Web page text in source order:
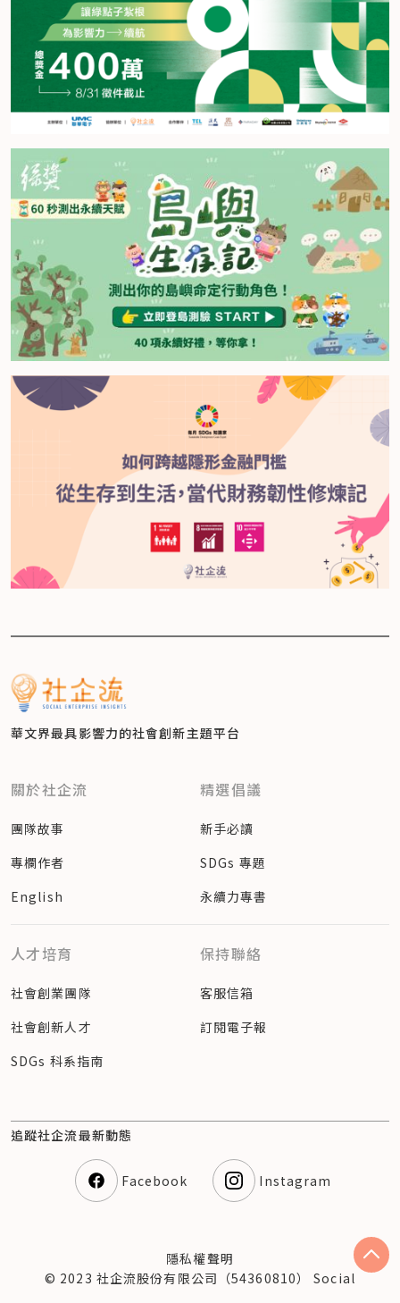
華文界最具影響力的社會創新主題平台
關於社企流
團隊故事
專欄作者
English
精選倡議
新手必讀
SDGs 專題
永續力專書
人才培育
社會創業團隊
社會創新人才
SDGs 科系指南
保持聯絡
客服信箱
訂閱電子報
追蹤社企流最新動態
Facebook Instagram
隱私權聲明
© 2023 社企流股份有限公司（54360810） Social